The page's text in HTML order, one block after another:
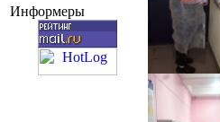
Информеры